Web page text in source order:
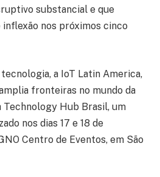
substancial e que
nos próximos cinco
a IoT Latin America,
fronteiras no mundo da
Hub Brasil, um
nos dias 17 e 18 de
Centro de Eventos, em São